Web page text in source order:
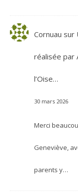
Cornuau sur
réalisée par
l’Oise…
30 mars 2026
Merci
Geneviève,
parents y…